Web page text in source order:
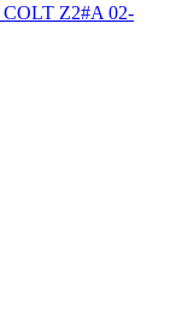
COLT Z2#A 02-